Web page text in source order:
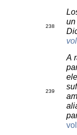
238
239
A